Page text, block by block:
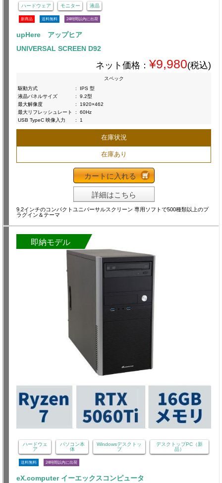
ハードウェア モニター 液晶
新商品 送料無料 24時間以内に出荷
upHere アップヒア
UNIVERSAL SCREEN D92
ネット価格： ¥9,980(税込)
スペック
駆動方式
:
IPS 型
液晶パネルサイズ
:
9.2型
最大解像度
:
1920×462
最大リフレッシュレート
:
60Hz
USB TypeC 映像入力
: 1
在庫状況
在庫あり
カートに入れる
詳細はこちら
9.2インチのコンパクトユニバーサルスクリーン 専用ソフトで500種類以上のプ
ラグイン＆テーマ
即納モデル
ハードウェ
ア
パソコン本
体
Windowsデスクトッ
プ
デスクトップPC（新
品）
送料無料 24時間以内に出荷
eX.computer イーエックスコンピュータ